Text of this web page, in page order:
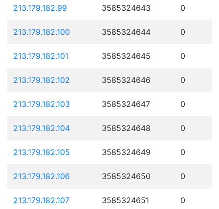
213.179.182.99 3585324643 0
213.179.182.100 3585324644 0
213.179.182.101 3585324645 0
213.179.182.102 3585324646 0
213.179.182.103 3585324647 0
213.179.182.104 3585324648 0
213.179.182.105 3585324649 0
213.179.182.106 3585324650 0
213.179.182.107 3585324651 0